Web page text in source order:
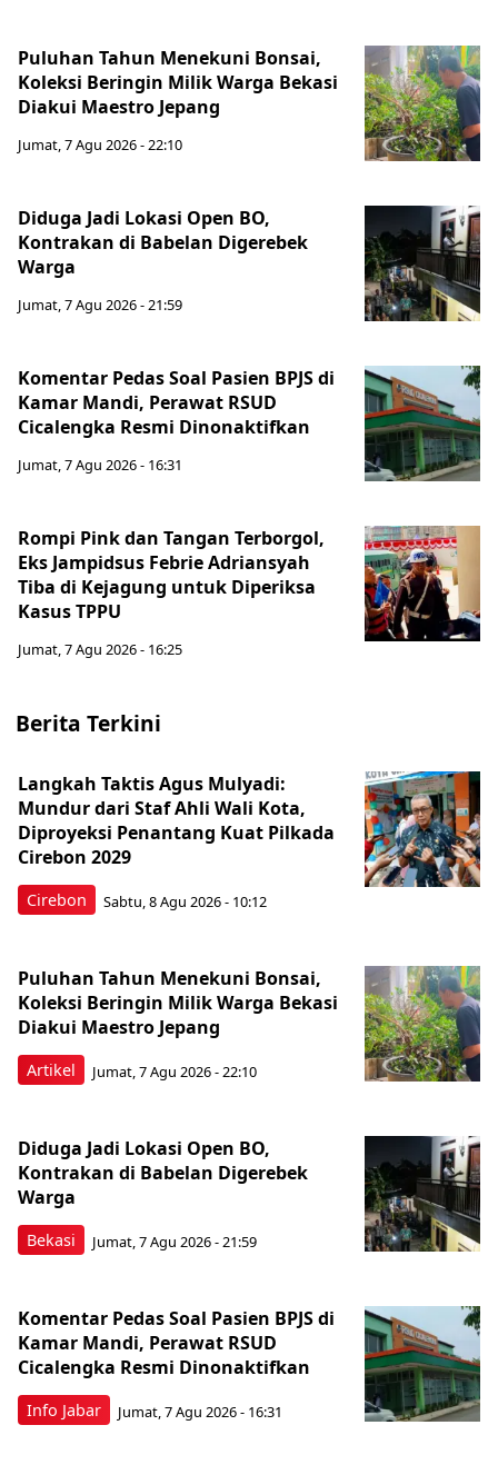
Puluhan Tahun Menekuni Bonsai,
Koleksi Beringin Milik Warga Bekasi
Diakui Maestro Jepang
Jumat, 7 Agu 2026 - 22:10
Diduga Jadi Lokasi Open BO,
Kontrakan di Babelan Digerebek
Warga
Jumat, 7 Agu 2026 - 21:59
Komentar Pedas Soal Pasien BPJS di
Kamar Mandi, Perawat RSUD
Cicalengka Resmi Dinonaktifkan
Jumat, 7 Agu 2026 - 16:31
Rompi Pink dan Tangan Terborgol,
Eks Jampidsus Febrie Adriansyah
Tiba di Kejagung untuk Diperiksa
Kasus TPPU
Jumat, 7 Agu 2026 - 16:25
Berita Terkini
Cirebon
Langkah Taktis Agus Mulyadi:
Mundur dari Staf Ahli Wali Kota,
Diproyeksi Penantang Kuat Pilkada
Cirebon 2029
Sabtu, 8 Agu 2026 - 10:12
Artikel
Puluhan Tahun Menekuni Bonsai,
Koleksi Beringin Milik Warga Bekasi
Diakui Maestro Jepang
Jumat, 7 Agu 2026 - 22:10
Bekasi
Diduga Jadi Lokasi Open BO,
Kontrakan di Babelan Digerebek
Warga
Jumat, 7 Agu 2026 - 21:59
Info Jabar
Komentar Pedas Soal Pasien BPJS di
Kamar Mandi, Perawat RSUD
Cicalengka Resmi Dinonaktifkan
Jumat, 7 Agu 2026 - 16:31